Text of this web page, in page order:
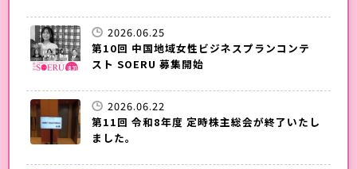
2026.06.25
第10回 中国地域女性ビジネスプランコンテ
スト SOERU 募集開始
2026.06.22
第11回 令和8年度 定時株主総会が終了いたし
ました。